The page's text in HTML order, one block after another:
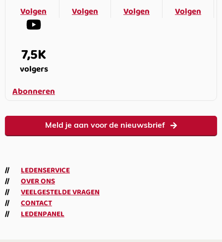
Volgen
Volgen
Volgen
Volgen
7,5K
volgers
Abonneren
Meld je aan voor de nieuwsbrief
LEDENSERVICE
OVER ONS
VEELGESTELDE VRAGEN
CONTACT
LEDENPANEL